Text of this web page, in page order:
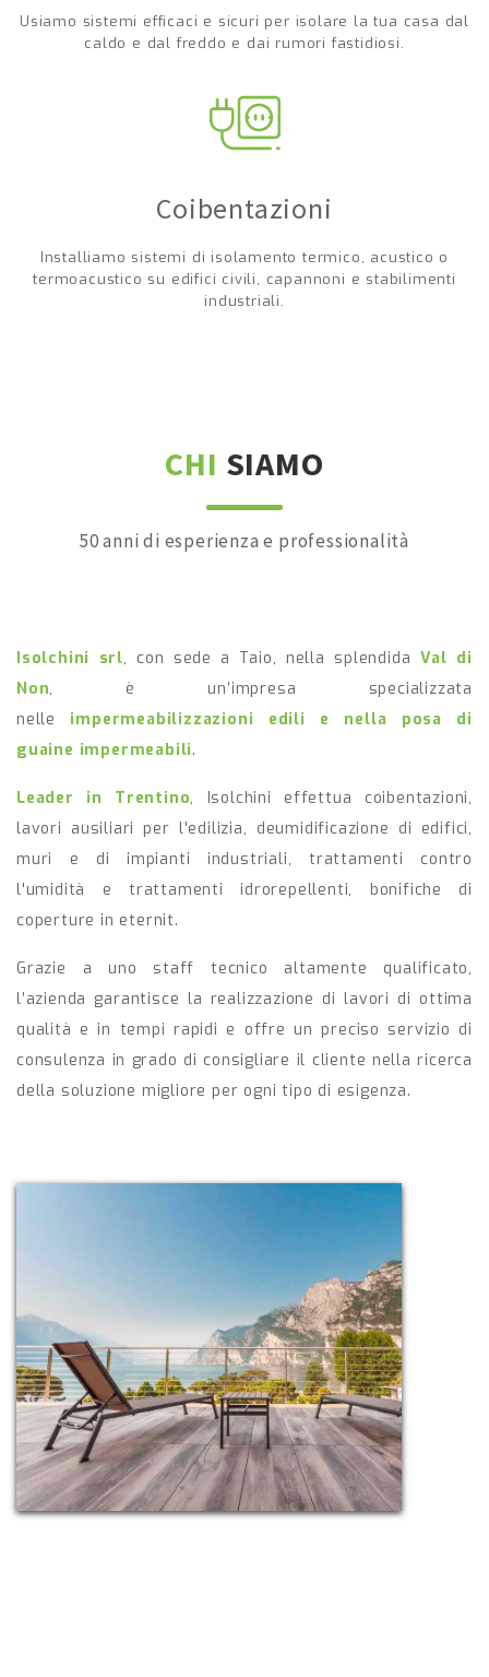
Usiamo sistemi efficaci e sicuri per isolare la tua casa dal
caldo e dal freddo e dai rumori fastidiosi.
Coibentazioni
Installiamo sistemi di isolamento termico, acustico o
termoacustico su edifici civili, capannoni e stabilimenti
industriali.
CHI SIAMO
50 anni di esperienza e professionalità
Isolchini srl, con sede a Taio, nella splendida Val di
Non, è un’impresa specializzata
nelle impermeabilizzazioni edili e nella posa di
guaine impermeabili.
Leader in Trentino, Isolchini effettua coibentazioni,
lavori ausiliari per l'edilizia, deumidificazione di edifici,
muri e di impianti industriali, trattamenti contro
l'umidità e trattamenti idrorepellenti, bonifiche di
coperture in eternit.
Grazie a uno staff tecnico altamente qualificato,
l’azienda garantisce la realizzazione di lavori di ottima
qualità e in tempi rapidi e offre un preciso servizio di
consulenza in grado di consigliare il cliente nella ricerca
della soluzione migliore per ogni tipo di esigenza.